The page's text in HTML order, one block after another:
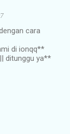
cara
di ionqq**
ditunggu ya**